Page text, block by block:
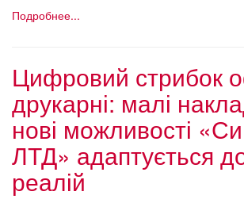
Подробнее...
Цифровий стрибок
друкарні: малі
нові можливості
ЛТД» адаптується
реалій